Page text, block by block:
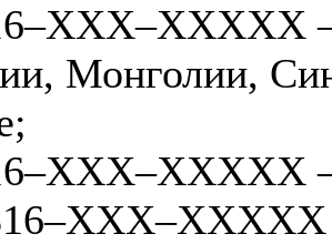
Монголии,